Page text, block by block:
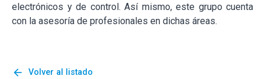
electrónicos y de control. Así mismo, este grupo cuenta
con la asesoría de profesionales en dichas áreas.
arrow_back Volver al listado